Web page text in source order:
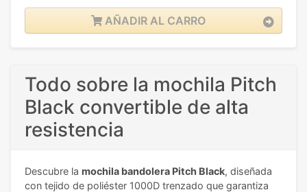
AÑADIR AL CARRO
Todo sobre la mochila Pitch
Black convertible de alta
resistencia
Descubre la mochila bandolera Pitch Black, diseñada
con tejido de poliéster 1000D trenzado que garantiza